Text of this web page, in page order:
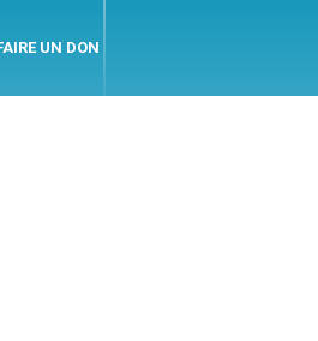
UN DON